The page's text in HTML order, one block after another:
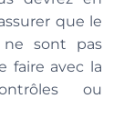
que le
ne sont pas
faire avec la
ou